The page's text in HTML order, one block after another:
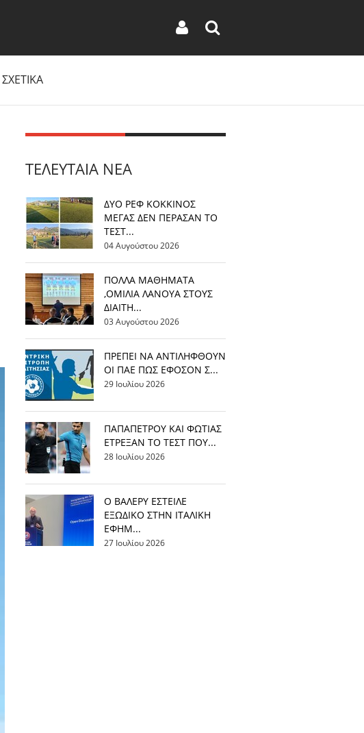
ΣΧΕΤΙΚΑ
ΤΕΛΕΥΤΑΊΑ ΝΈΑ
ΔΥΟ ΡΕΦ ΚΟΚΚΙΝΟΣ
ΜΕΓΑΣ ΔΕΝ ΠΕΡΑΣΑΝ ΤΟ
ΤΕΣΤ...
04 Αυγούστου 2026
ΠΟΛΛΑ ΜΑΘΗΜΑΤΑ
,ΟΜΙΛΙΑ ΛΑΝΟΥΑ ΣΤΟΥΣ
ΔΙΑΙΤΗ...
03 Αυγούστου 2026
ΠΡΕΠΕΙ ΝΑ ΑΝΤΙΛΗΦΘΟΥΝ
ΟΙ ΠΑΕ ΠΩΣ ΕΦΟΣΟΝ Σ...
29 Ιουλίου 2026
ΠΑΠΑΠΕΤΡΟΥ ΚΑΙ ΦΩΤΙΑΣ
ΕΤΡΕΞΑΝ ΤΟ ΤΕΣΤ ΠΟΥ...
28 Ιουλίου 2026
Ο ΒΑΛΕΡΥ ΕΣΤΕΙΛΕ
ΕΞΩΔΙΚΟ ΣΤΗΝ ΙΤΑΛΙΚΗ
ΕΦΗΜ...
27 Ιουλίου 2026